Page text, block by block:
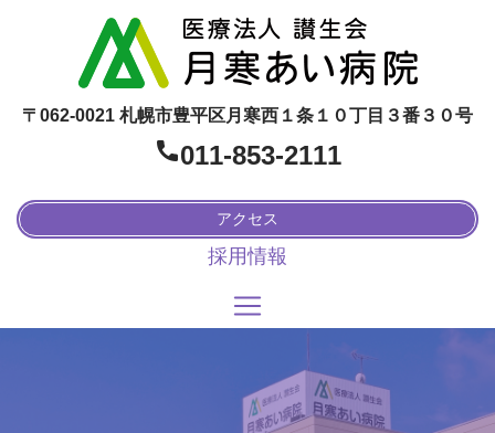
〒062-0021 札幌市豊平区月寒西１条１０丁目３番３０号
011-853-2111
アクセス
採用情報